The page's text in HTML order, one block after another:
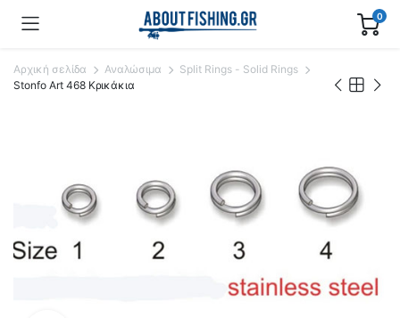
0
Αρχική σελίδα Αναλώσιμα
Split Rings - Solid Rings
Stonfo Art 468 Κρικάκια